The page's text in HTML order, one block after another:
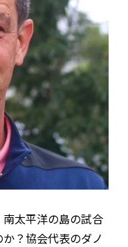
太平洋の島の試合
？協会代表のダノ